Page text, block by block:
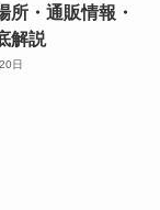
所・通販情報・
解説
日